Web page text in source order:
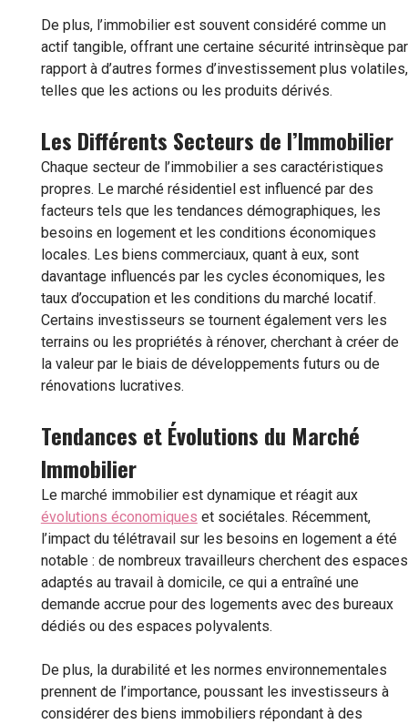
De plus, l’immobilier est souvent considéré comme un
actif tangible, offrant une certaine sécurité intrinsèque par
rapport à d’autres formes d’investissement plus volatiles,
telles que les actions ou les produits dérivés.
Les Différents Secteurs de l’Immobilier
Chaque secteur de l’immobilier a ses caractéristiques
propres. Le marché résidentiel est influencé par des
facteurs tels que les tendances démographiques, les
besoins en logement et les conditions économiques
locales. Les biens commerciaux, quant à eux, sont
davantage influencés par les cycles économiques, les
taux d’occupation et les conditions du marché locatif.
Certains investisseurs se tournent également vers les
terrains ou les propriétés à rénover, cherchant à créer de
la valeur par le biais de développements futurs ou de
rénovations lucratives.
Tendances et Évolutions du Marché
Immobilier
Le marché immobilier est dynamique et réagit aux
évolutions économiques et sociétales. Récemment,
l’impact du télétravail sur les besoins en logement a été
notable : de nombreux travailleurs cherchent des espaces
adaptés au travail à domicile, ce qui a entraîné une
demande accrue pour des logements avec des bureaux
dédiés ou des espaces polyvalents.
De plus, la durabilité et les normes environnementales
prennent de l’importance, poussant les investisseurs à
considérer des biens immobiliers répondant à des